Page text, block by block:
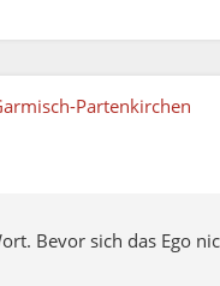
Partenkirchen
Bevor sich das Ego